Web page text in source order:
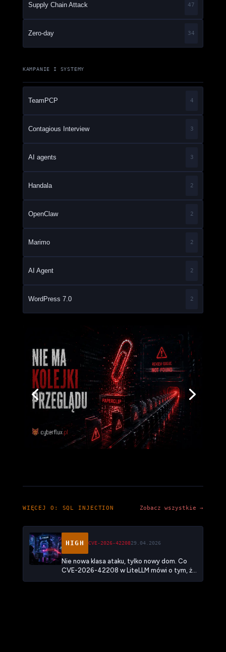
Supply Chain Attack 47
Zero-day 34
KAMPANIE I SYSTEMY
TeamPCP 4
Contagious Interview 3
AI agents 3
Handala 2
OpenClaw 2
Marimo 2
AI Agent 2
WordPress 7.0 2
WIĘCEJ O: SQL INJECTION Zobacz wszystkie →
HIGH CVE-2026-4220829.04.2026
Nie nowa klasa ataku, tylko nowy dom. Co
CVE-2026-42208 w LiteLLM mówi o tym, że